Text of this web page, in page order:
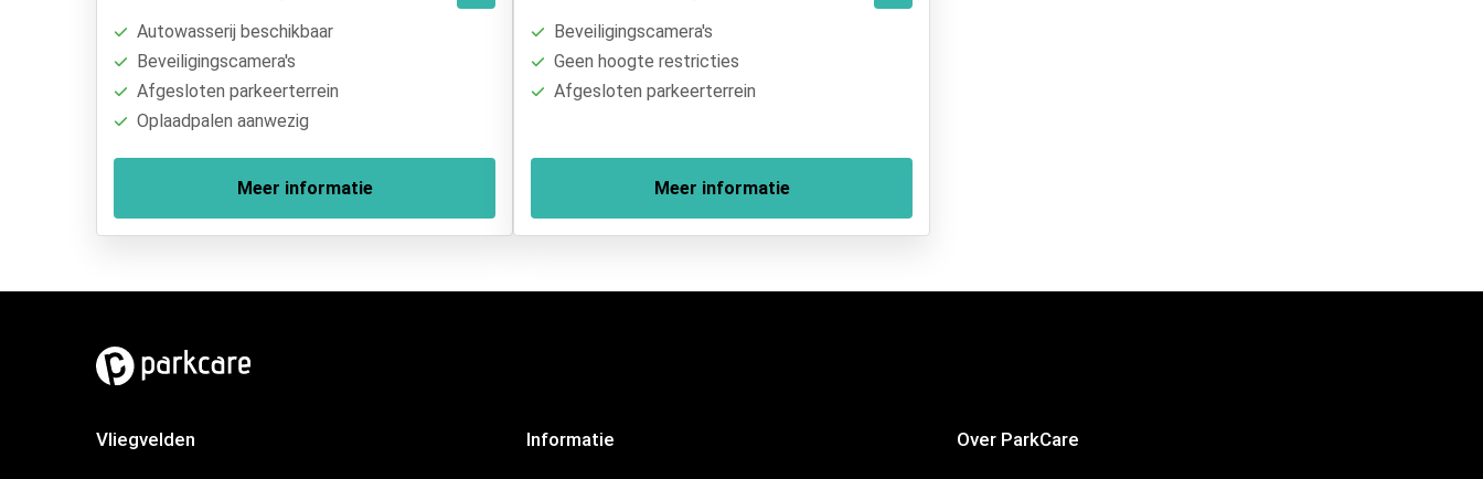
Autowasserij beschikbaar
Beveiligingscamera's
Afgesloten parkeerterrein
Oplaadpalen aanwezig
Meer informatie
Beveiligingscamera's
Geen hoogte restricties
Afgesloten parkeerterrein
Meer informatie
Vliegvelden Informatie Over ParkCare